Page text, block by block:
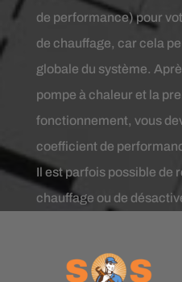
de performance) pour
de chauffage, car cela
globale du système.
pompe à chaleur et la
fonctionnement, vous
coefficient de
Il est parfois possible de
chauffage ou de